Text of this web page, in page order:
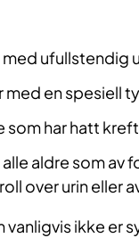
ufullstendig
en spesiell
som har hatt
aldre som av
over urin eller
vanligvis ikke er